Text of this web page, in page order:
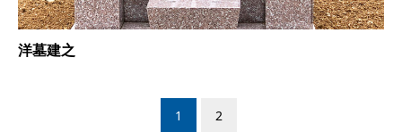
洋墓建之
1 2